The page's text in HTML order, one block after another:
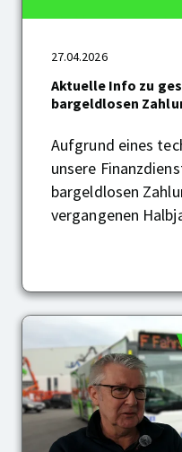
27.04.2026
Aktuelle Info zu
bargeldlosen
Aufgrund eines
unsere
bargeldlosen
vergangenen